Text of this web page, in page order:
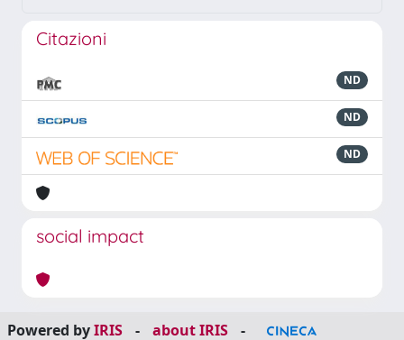
Citazioni
ND
ND
ND
social impact
Powered byIRIS - about IRIS -